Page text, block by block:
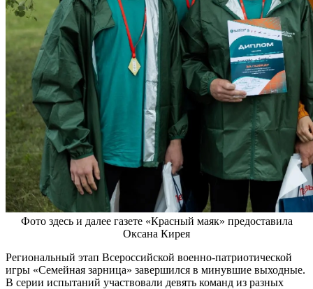
Фото здесь и далее газете «Красный маяк» предоставила
Оксана Кирея
Региональный этап Всероссийской военно-патриотической
игры «Семейная зарница» завершился в минувшие выходные.
В серии испытаний участвовали девять команд из разных